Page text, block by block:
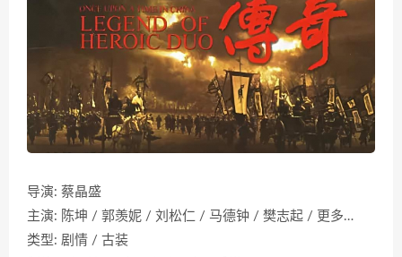
导演: 蔡晶盛
主演: 陈坤 / 郭羡妮 / 刘松仁 / 马德钟 / 樊志起 / 更多…
类型: 剧情 / 古装